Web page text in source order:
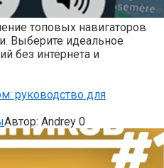
топовых навигаторов
Выберите идеальное
без интернета и
руководство для
Автор: Andrey 0